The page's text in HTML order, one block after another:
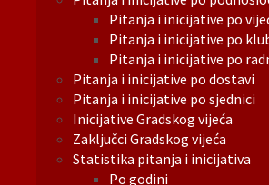
Pitanja i inicijative po
Pitanja i inicijative po
Pitanja i inicijative po
Pitanja i inicijative po dostavi
Pitanja i inicijative po sjednici
Inicijative Gradskog vijeća
Zaključci Gradskog vijeća
Statistika pitanja i inicijativa
Po godini